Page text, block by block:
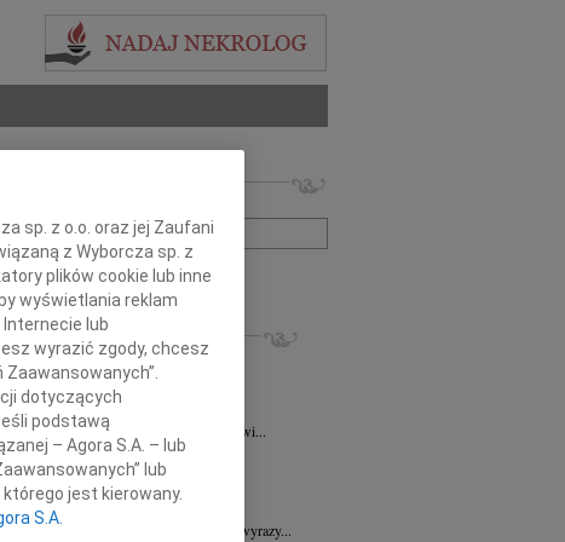
+ szukanie zaawansowane
Korony07.08.2026Wrocław
żalem i smutkiem przyjęliśmy...
Wróbel 06.08.2026
Przyjacielowi Michałowi Łuczakowi...
Wrocław
Ciskowskiej wyrazy najgłębszego...
Wrocław
Sędziemu Januszowi Kaspryszynowi wyrazy...
sp. z o.o. oraz jej Zaufani
z Wyborcza sp. z
plików cookie lub inne
wyświetlania reklam
lub
wyrazić zgody, chcesz
dotyczących
podstawą
– Agora S.A. – lub
lub
jest kierowany.
S.A.